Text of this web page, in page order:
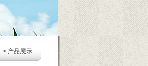
> 产品展示